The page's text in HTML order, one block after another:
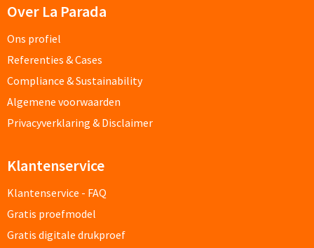
Klemborden bedrukken
Memoblaadjes bedrukken
Memo boekjes bedrukken
Memo sets bedrukken
Kubusblokken bedrukken
Over La Parada
Ons profiel
Referenties & Cases
Compliance & Sustainability
Algemene voorwaarden
Privacyverklaring & Disclaimer
Klantenservice
Klantenservice - FAQ
Gratis proefmodel
Gratis digitale drukproef